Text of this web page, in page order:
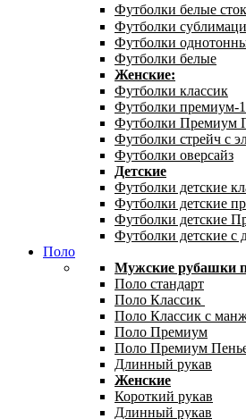
Футболки белые
Футболки
Футболки
Футболки белые
Женские:
Футболки классик
Футболки премиум-
Футболки Премиум
Футболки стрейч с
Футболки оверсайз
Детские
Футболки детские
Футболки детские
Футболки детские
Футболки детские с
Поло
Мужские рубашки
Поло стандарт
Поло Классик
Поло Классик с
Поло Премиум
Поло Премиум
Длинный рукав
Женские
Короткий рукав
Длинный рукав